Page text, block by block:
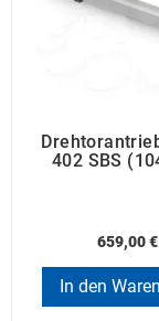
402 SBS
659,00 €
In den